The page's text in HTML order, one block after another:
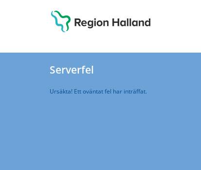
Serverfel
Ursäkta! Ett oväntat fel har inträffat.